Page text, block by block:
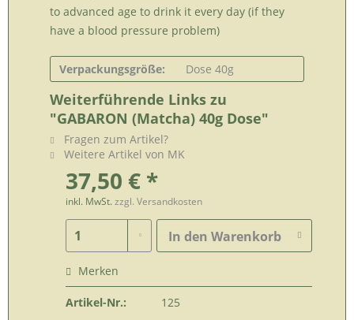
to advanced age to drink it every day (if they
have a blood pressure problem)
Verpackungsgröße: Dose 40g
Weiterführende Links zu
"GABARON (Matcha) 40g Dose"
Fragen zum Artikel?
Weitere Artikel von MK
37,50 € *
inkl. MwSt.zzgl. Versandkosten
In den Warenkorb
Merken
Artikel-Nr.: 125